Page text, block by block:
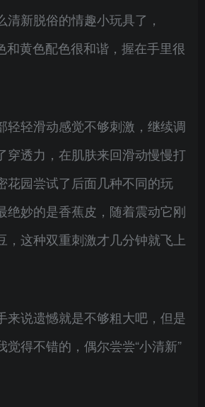
清新脱俗的情趣小玩具了，
和黄色配色很和谐，握在手里很
轻轻滑动感觉不够刺激，继续调
穿透力，在肌肤来回滑动慢慢打
花园尝试了后面几种不同的玩
绝妙的是香蕉皮，随着震动它刚
，这种双重刺激才几分钟就飞上
来说遗憾就是不够粗大吧，但是
觉得不错的，偶尔尝尝“小清新”